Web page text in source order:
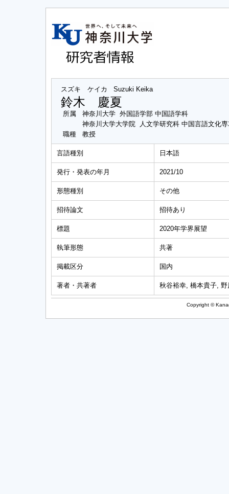
スズキ ケイカ Suzuki Keika
鈴木 慶夏
所属
神奈川大学 外国語学部 中国語学科
神奈川大学大学院 人文学研究科 中国言語文化
職種
教授
言語種別 日本語
発行・発表の年月 2021/10
形態種別 その他
招待論文 招待あり
標題 2020年学界展望
執筆形態 共著
掲載区分 国内
著者・共著者 秋谷裕幸, 橋本貴子,
Copyright ©